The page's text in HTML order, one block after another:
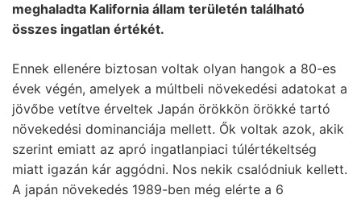
meghaladta Kalifornia állam területén található
összes ingatlan értékét.
Ennek ellenére biztosan voltak olyan hangok a 80-es
évek végén, amelyek a múltbeli növekedési adatokat a
jövőbe vetítve érveltek Japán örökkön örökké tartó
növekedési dominanciája mellett. Ők voltak azok, akik
szerint emiatt az apró ingatlanpiaci túlértékeltség
miatt igazán kár aggódni. Nos nekik csalódniuk kellett.
A japán növekedés 1989-ben még elérte a 6